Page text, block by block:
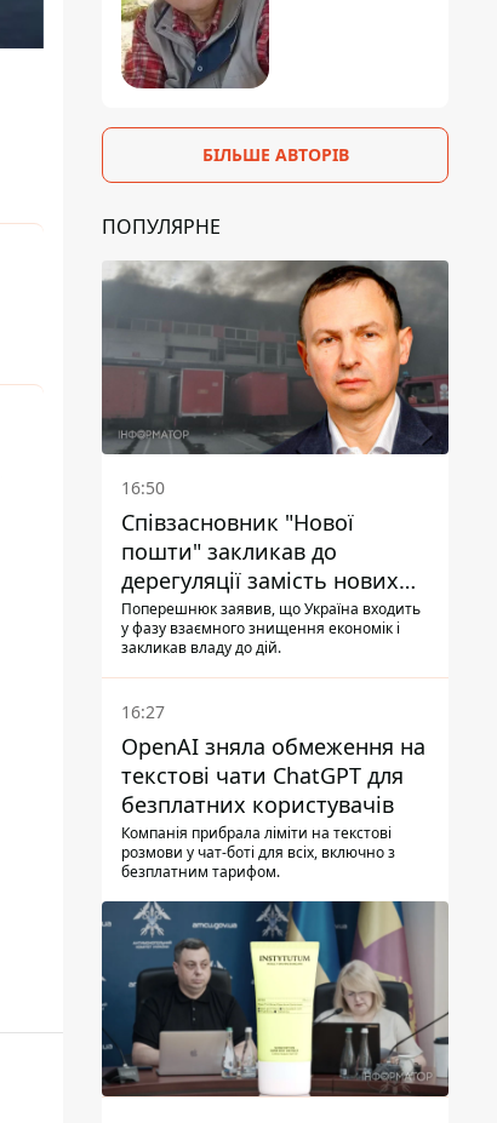
БІЛЬШЕ АВТОРІВ
ПОПУЛЯРНЕ
16:50
Співзасновник "Нової
пошти" закликав до
дерегуляції замість нових
податків - Гетманцев проти
Поперешнюк заявив, що Україна входить
у фазу взаємного знищення економік і
закликав владу до дій.
16:27
OpenAI зняла обмеження на
текстові чати ChatGPT для
безплатних користувачів
Компанія прибрала ліміти на текстові
розмови у чат-боті для всіх, включно з
безплатним тарифом.